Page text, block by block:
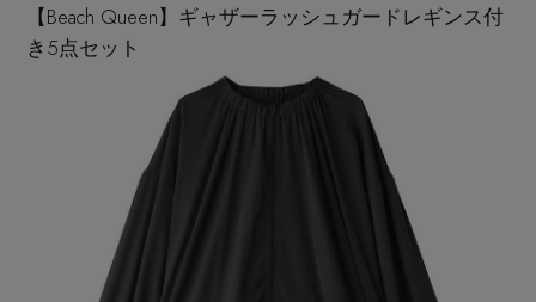
最旬！トレンドワード
メールマガジン登録
最新トレンドや限定アイテム、セール情報を
いち早くお届けします。
ご登録はこちら
SUPPORT
【Beach Queen】ギャザーラッシュガードレギンス付
き5点セット